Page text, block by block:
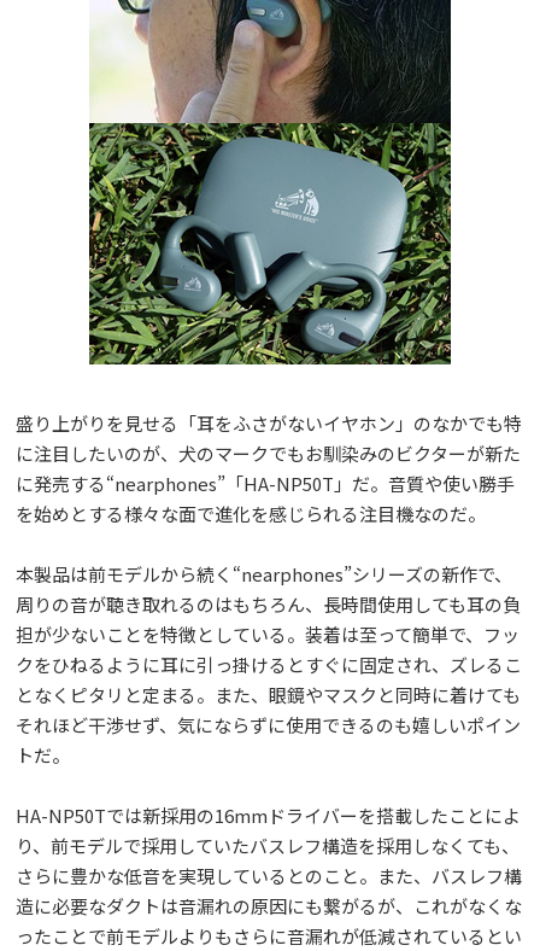
盛り上がりを見せる「耳をふさがないイヤホン」のなかでも特
に注目したいのが、犬のマークでもお馴染みのビクターが新た
に発売する“nearphones”「HA-NP50T」だ。音質や使い勝手
を始めとする様々な面で進化を感じられる注目機なのだ。
本製品は前モデルから続く“nearphones”シリーズの新作で、
周りの音が聴き取れるのはもちろん、長時間使用しても耳の負
担が少ないことを特徴としている。装着は至って簡単で、フッ
クをひねるように耳に引っ掛けるとすぐに固定され、ズレるこ
となくピタリと定まる。また、眼鏡やマスクと同時に着けても
それほど干渉せず、気にならずに使用できるのも嬉しいポイン
トだ。
HA-NP50Tでは新採用の16mmドライバーを搭載したことによ
り、前モデルで採用していたバスレフ構造を採用しなくても、
さらに豊かな低音を実現しているとのこと。また、バスレフ構
造に必要なダクトは音漏れの原因にも繋がるが、これがなくな
ったことで前モデルよりもさらに音漏れが低減されているとい